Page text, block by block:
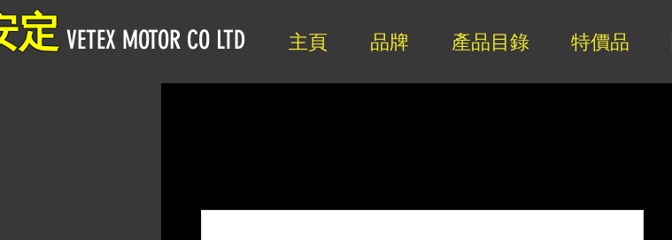
主頁 品牌 產品目錄 特價品
定 VETEX MOTOR CO LTD